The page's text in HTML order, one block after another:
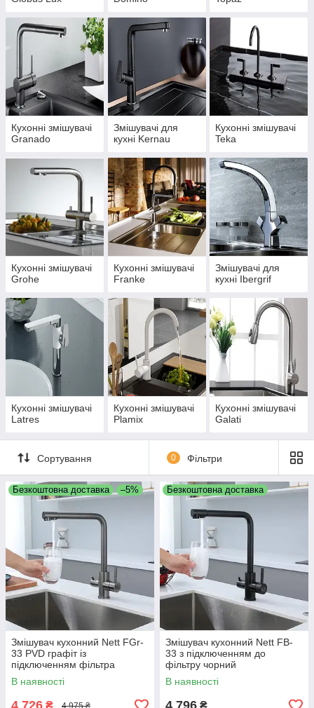
Кухонні змішувачі
Granado
Змішувачі для
кухні Kernau
Кухонні змішувачі
Teka
Кухонні змішувачі
Grohe
Кухонні змішувачі
Franke
Змішувачі для
кухні Ibergrif
Кухонні змішувачі
Latres
Кухонні змішувачі
Plamix
Кухонні змішувачі
Galati
Сортування 0 Фільтри
Безкоштовна доставка –5%
Змішувач кухонний Nett FGr-
33 PVD графіт із
підключенням фільтра
В наявності
4 975 ₴
Безкоштовна доставка
Змішувач кухонний Nett FB-
33 з підключенням до
фільтру чорний
В наявності